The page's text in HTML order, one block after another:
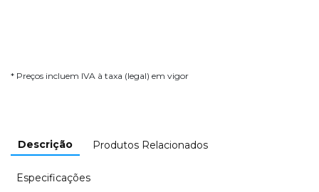
* Preços incluem IVA à taxa (legal) em vigor
Descrição Produtos Relacionados
Especificações